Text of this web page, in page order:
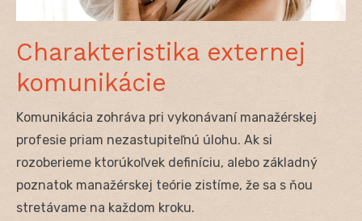
Charakteristika externej
komunikácie
Komunikácia zohráva pri vykonávaní manažérskej
profesie priam nezastupiteľnú úlohu. Ak si
rozoberieme ktorúkoľvek definíciu, alebo základný
poznatok manažérskej teórie zistíme, že sa s ňou
stretávame na každom kroku.